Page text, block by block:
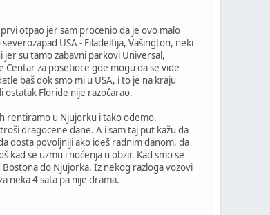
otpao jer sam procenio da je ovo malo
USA - Filadelfija, Vašington, neki
su tamo zabavni parkovi Universal,
Centar za posetioce gde mogu da se vide
baš dok smo mi u USA, i to je na kraju
ostatak Floride nije razočarao.
rentiramo u Njujorku i tako odemo.
dragocene dane. A i sam taj put kažu da
dosta povoljniji ako ideš radnim danom, da
se uzmu i noćenja u obzir. Kad smo se
do Njujorka. Iz nekog razloga vozovi
neka 4 sata pa nije drama.